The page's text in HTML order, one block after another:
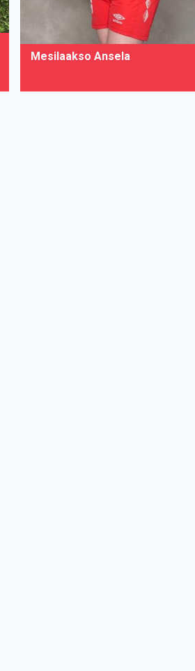
Mesilaakso Ansela